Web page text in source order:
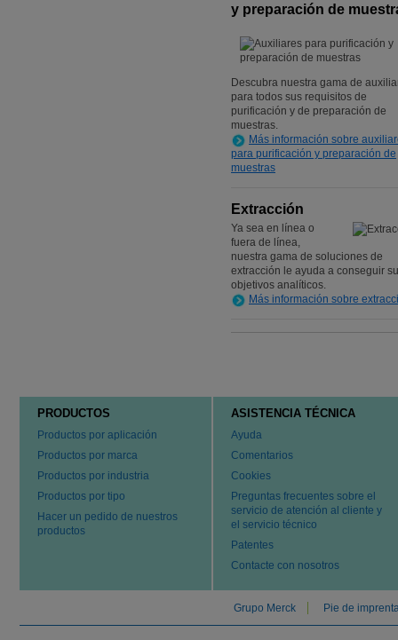
y preparación de
Descubra nuestra gama de
para todos sus requisitos de
purificación y de preparación de
muestras.
Más información sobre
para purificación y preparación de
muestras
Extracción
Ya sea en línea o
fuera de línea,
nuestra gama de soluciones de
extracción le ayuda a conseguir
objetivos analíticos.
Más información sobre
PRODUCTOS
Productos por aplicación
Productos por marca
Productos por industria
Productos por tipo
Hacer un pedido de nuestros
productos
ASISTENCIA TÉCNICA
Ayuda
Comentarios
Cookies
Preguntas frecuentes sobre el
servicio de atención al cliente y
el servicio técnico
Patentes
Contacte con nosotros
Grupo Merck Pie de